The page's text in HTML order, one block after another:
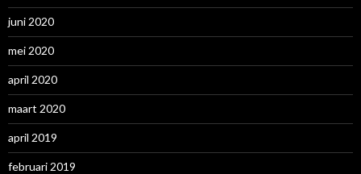
juni 2020
mei 2020
april 2020
maart 2020
april 2019
februari 2019